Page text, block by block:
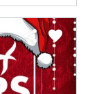
share favorite